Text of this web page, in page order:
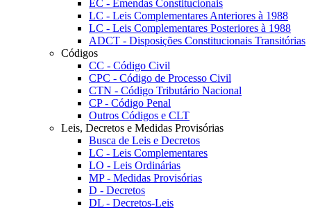
EC - Emendas Constitucionais
LC - Leis Complementares Anteriores à 1988
LC - Leis Complementares Posteriores à 1988
ADCT - Disposições Constitucionais Transitórias
Códigos
CC - Código Civil
CPC - Código de Processo Civil
CTN - Código Tributário Nacional
CP - Código Penal
Outros Códigos e CLT
Leis, Decretos e Medidas Provisórias
Busca de Leis e Decretos
LC - Leis Complementares
LO - Leis Ordinárias
MP - Medidas Provisórias
D - Decretos
DL - Decretos-Leis